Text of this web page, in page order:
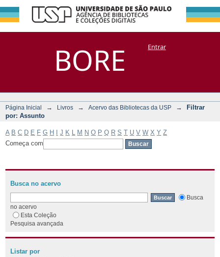
BORE
Filtrar por:
Assunto
DSpace/Manakin + CoriscoEntrar
Página Inicial → Livros → Acervo das Bibliotecas da USP →
Filtrar
por: Assunto
A B C D E F G H J K M N O P Q R S T U V W X Y Z
Começa com
Busca no acervo
Busca
no acervo
Esta Coleção
Pesquisa avançada
Listar por